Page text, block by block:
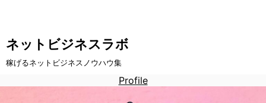
ネットビジネスラボ
稼げるネットビジネスノウハウ集
Profile